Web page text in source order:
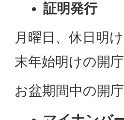
証明発行
月曜日、休日明
末年始明けの開庁
お盆期間中の開庁